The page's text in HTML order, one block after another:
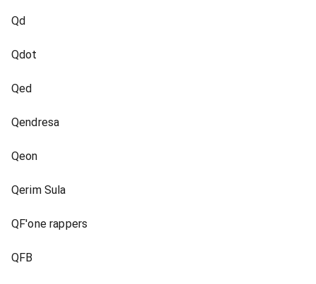
Qd
Qdot
Qed
Qendresa
Qeon
Qerim Sula
QF'one rappers
QFB